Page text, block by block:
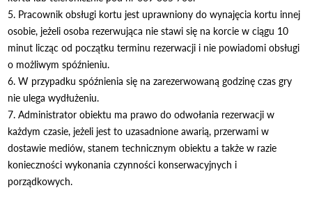
5. Pracownik obsługi kortu jest uprawniony do wynajęcia kortu innej
osobie, jeżeli osoba rezerwująca nie stawi się na korcie w ciągu 10
minut licząc od początku terminu rezerwacji i nie powiadomi obsługi
o możliwym spóźnieniu.
6. W przypadku spóźnienia się na zarezerwowaną godzinę czas gry
nie ulega wydłużeniu.
7. Administrator obiektu ma prawo do odwołania rezerwacji w
każdym czasie, jeżeli jest to uzasadnione awarią, przerwami w
dostawie mediów, stanem technicznym obiektu a także w razie
konieczności wykonania czynności konserwacyjnych i
porządkowych.